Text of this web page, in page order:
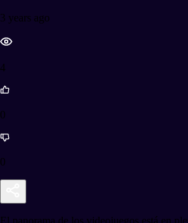
3 years ago
4
0
0
El panorama de los videojuegos está en